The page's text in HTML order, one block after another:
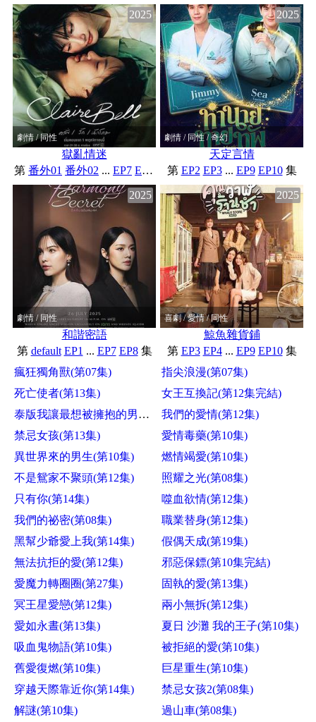
劇情 / 同性
2025
獄亂情迷
第 番外01 番外02 ... EP7 EP8 集
劇情 / 同性 / 奇幻
2025
天定言情
第 EP2 EP3... EP9 EP10集
劇情 / 同性
2025
和諧密語
第 default EP1 ... EP7 EP8集
喜劇 / 愛情 / 同性
2025
鯨魚雜貨鋪
第 EP3 EP4... EP9 EP10集
瘋狂獨角獸(第07集)
指尖浪漫(第07集)
死亡使者(第13集)
女王互換記(第12集完結)
泰版我讓最想被擁抱的男人給威脅了(第11集)
我們的愛情(第12集)
禁忌女孩(第13集)
愛情毒藥(第10集)
異世界來的男生(第10集)
燃情竭愛(第10集)
不是鴛家不聚頭(第12集)
照耀之光(第08集)
只有你(第14集)
噬血欲情(第12集)
我們的祕密(第08集)
職業替身(第12集)
黑幫少爺愛上我(第14集)
假偶天成(第19集)
無法抗拒的愛(第12集)
邪惡保鏢(第10集完結)
愛魔力轉圈圈(第27集)
固執的愛(第13集)
冥王星愛戀(第12集)
兩小無拆(第12集)
愛如永晝(第13集)
夏日 沙灘 我的王子(第10集)
吸血鬼物語(第10集)
被拒絕的愛(第10集)
舊愛復燃(第10集)
巨星重生(第10集)
穿越天際靠近你(第14集)
禁忌女孩2(第08集)
解謎(第10集)
過山車(第08集)